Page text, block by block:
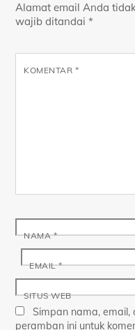
Alamat email Anda
wajib ditandai*
KOMENTAR *
NAMA*
EMAIL*
SITUS WEB
Simpan nama,
peramban ini untuk